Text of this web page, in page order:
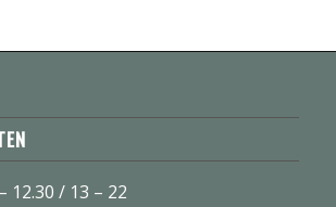
12.30 / 13 – 22